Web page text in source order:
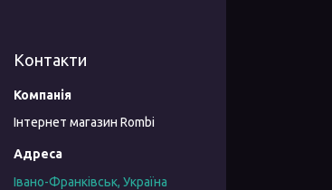
Контакти
Інтернет магазин Rombi
Івано-Франківськ, Україна